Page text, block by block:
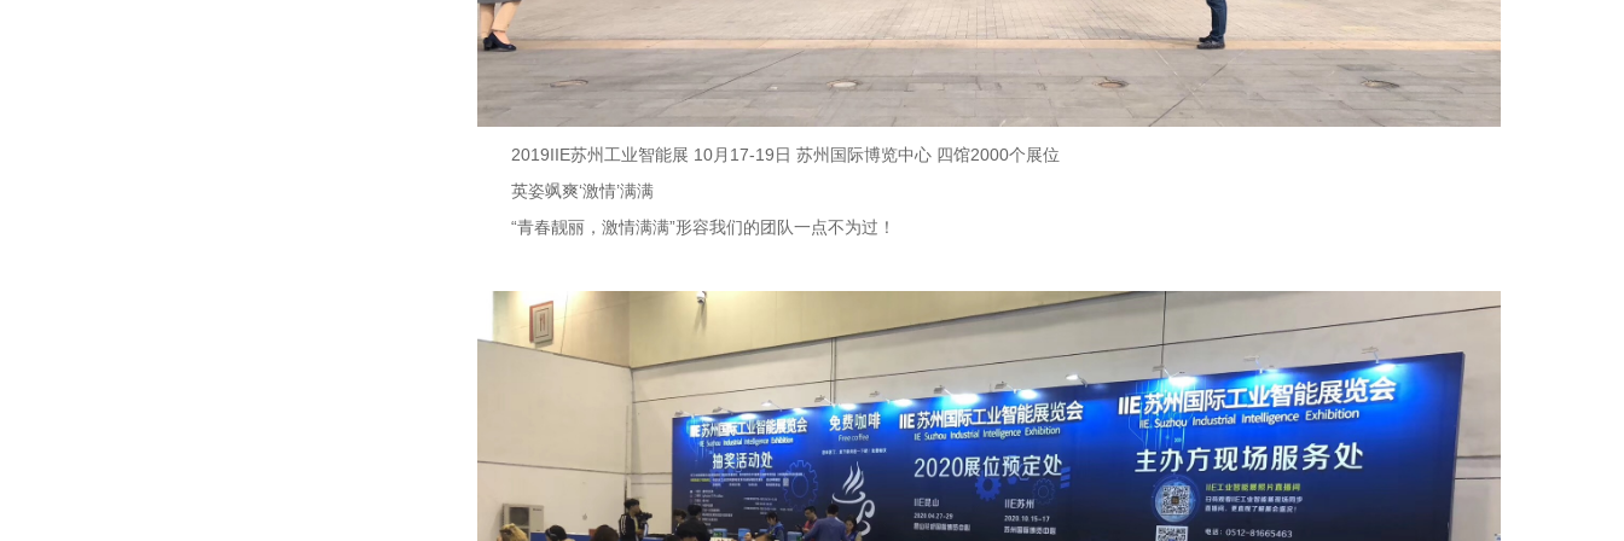
2019IIE苏州工业智能展 10月17-19日 苏州国际博览中心 四馆2000个展位
英姿飒爽‘激情’满满
“青春靓丽，激情满满”形容我们的团队一点不为过！